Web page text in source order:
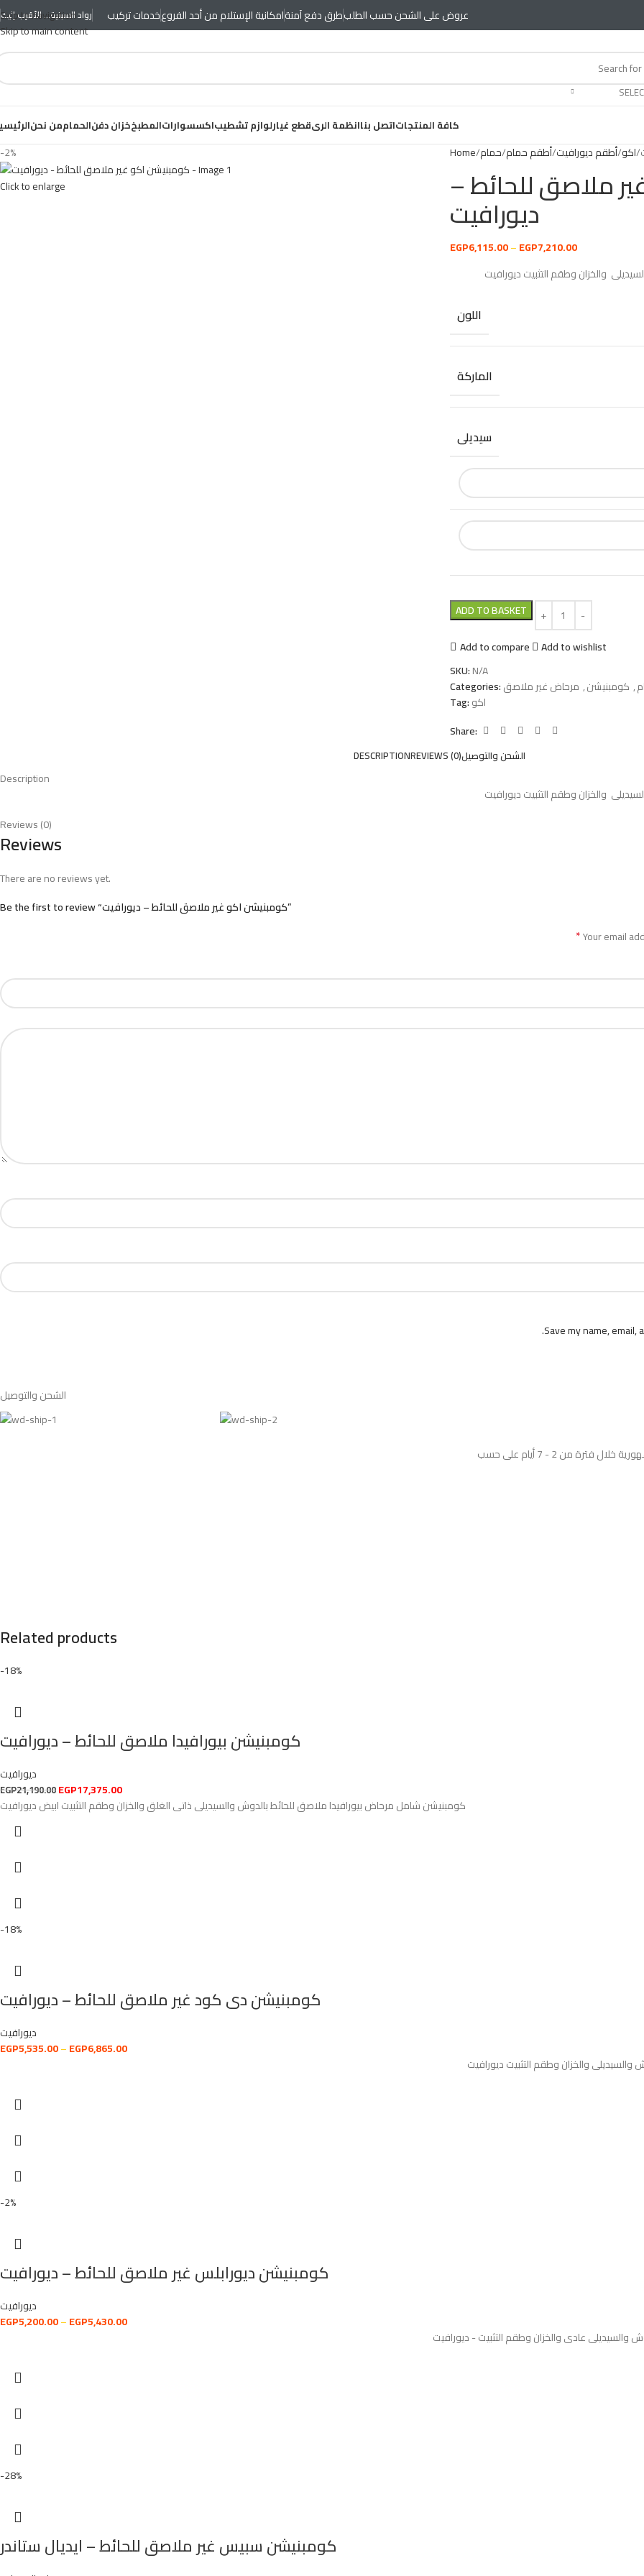
Skip to navigation
Skip to main content
رواد السبتية... الأقرب إليك خدمات تركيبامكانية الإستلام من أحد الفروعطرق دفع آمنةعروض على الشحن حسب الطلب
من نحنالحمامخزان دفنالمطبخاكسسواراتلوازم تشطيبقطع غيارانظمة الرىاتصل بناكافة المنتجات
-2%
Click to enlarge
Home حمام أطقم حمام أطقم ديورافيت اكو
ملاصق للحائط –
ديورافيت
EGP6,115.00–EGP7,210.00
والخزان وطقم التثبيت ديورافيت
اللون
الماركة
سيديلى
ADD TO BASKET
Add to compare
Add to wishlist
SKU:N/A
Categories:
, كومبنيشن, مرحاض غير ملاصق
Tag:اكو
Share:
DESCRIPTIONREVIEWS (0)الشحن والتوصيل
Description
والخزان وطقم التثبيت ديورافيت
Reviews (0)
Reviews
There are no reviews yet.
Be the first to review “كومبنيشن اكو غير ملاصق للحائط – ديورافيت”
Your email
*
Save my name,
الشحن والتوصيل
نوفر خدمة الشحن والتوصيل للمنتجات لجميع محافظات الجمهورية خلال فترة من 2 - 7 أيام على حسب
Related products
-18%
كومبنيشن بيورافيدا ملاصق للحائط – ديورافيت
ديورافيت
EGP21,190.00EGP17,375.00
كومبنيشن شامل مرحاض بيورافيدا ملاصق للحائط بالدوش والسيديلى ذاتى الغلق والخزان وطقم التثبيت ابيض ديورافيت
-18%
كومبنيشن دى كود غير ملاصق للحائط – ديورافيت
ديورافيت
EGP5,535.00–EGP6,865.00
والخزان وطقم التثبيت ديورافيت
-2%
كومبنيشن ديورابلس غير ملاصق للحائط – ديورافيت
ديورافيت
EGP5,200.00–EGP5,430.00
عادى والخزان وطقم التثبيت - ديورافيت
-28%
كومبنيشن سبيس غير ملاصق للحائط – ايديال ستاندر